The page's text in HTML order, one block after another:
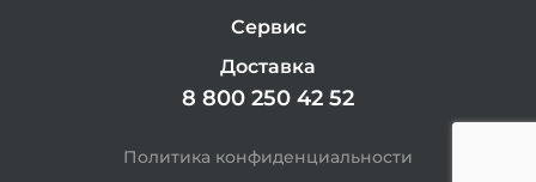
Сервис
Доставка
8 800 250 42 52
Политика конфиденциальности